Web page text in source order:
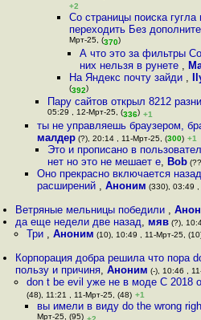
+2
Со страницы поиска
переходить Без
Мрт-25, (370)
А что это за фильтры
них нельзя в рунете ,
На Яндекс почту зайди ,
(392)
Пару сайтов открыл 8212
05:29 , 12-Мрт-25, (336) +1
ты не управляешь браузером,
малдер(?), 20:14 , 11-Мрт-25, (300) +1
Это и прописано в
нет но это не мешает е, Bob
Оно прекрасно включается
расширений , Аноним (330), 03:49
Ветряные мельницы победили ,
да еще недели две назад, мяв (?),
Три , Аноним (10), 10:49 , 11-Мрт-25,
Корпорация добра решила что пора
пользу и причиня,Аноним (-), 10:46 ,
don t be evil уже не в моде С 2018
(48), 11:21 , 11-Мрт-25, (48) +1
вы имели в виду do the wrong